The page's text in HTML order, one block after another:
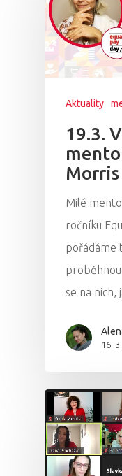
Aktuality
19.3.
Morris
Milé
ročníku
pořádáme
se na nich,
16.